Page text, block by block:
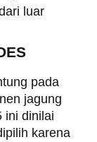
luar
pada
jagung
ini dinilai
karena